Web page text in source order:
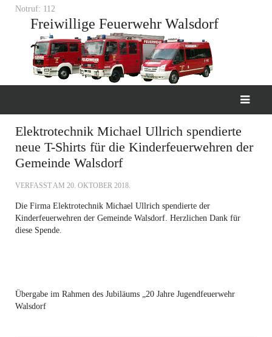
Notruf: 112
Freiwillige Feuerwehr Walsdorf
Elektrotechnik Michael Ullrich spendierte
neue T-Shirts für die Kinderfeuerwehren der
Gemeinde Walsdorf
VERFASST AM 20. OKTOBER 2018.
Die Firma Elektrotechnik Michael Ullrich spendierte der
Kinderfeuerwehren der Gemeinde Walsdorf. Herzlichen Dank für
diese Spende.
Übergabe im Rahmen des Jubiläums „20 Jahre Jugendfeuerwehr
Walsdorf